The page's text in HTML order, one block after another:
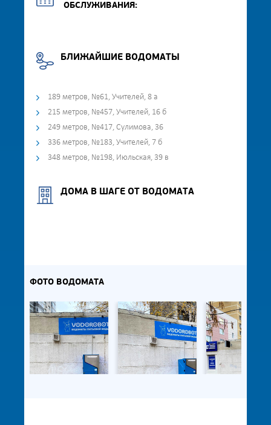
ОБСЛУЖИВАНИЯ:
БЛИЖАЙШИЕ ВОДОМАТЫ
189 метров, №61, Учителей, 8 а
215 метров, №457, Учителей, 16 б
249 метров, №417, Сулимова, 36
336 метров, №183, Учителей, 7 б
348 метров, №198, Июльская, 39 в
ДОМА В ШАГЕ ОТ ВОДОМАТА
ФОТО ВОДОМАТА